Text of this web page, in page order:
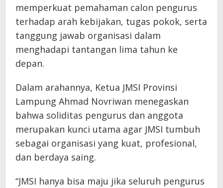
memperkuat pemahaman calon pengurus
terhadap arah kebijakan, tugas pokok, serta
tanggung jawab organisasi dalam
menghadapi tantangan lima tahun ke
depan.
Dalam arahannya, Ketua JMSI Provinsi
Lampung Ahmad Novriwan menegaskan
bahwa soliditas pengurus dan anggota
merupakan kunci utama agar JMSI tumbuh
sebagai organisasi yang kuat, profesional,
dan berdaya saing.
“JMSI hanya bisa maju jika seluruh pengurus